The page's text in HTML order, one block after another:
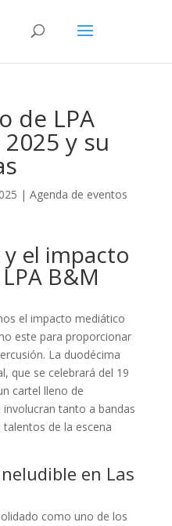
de LPA
y su
| Agenda de eventos
el impacto
B&M
el impacto mediático
este para proporcionar
La duodécima
que se celebrará del 19
cartel lleno de
tanto a bandas
de la escena
en Las
como uno de los